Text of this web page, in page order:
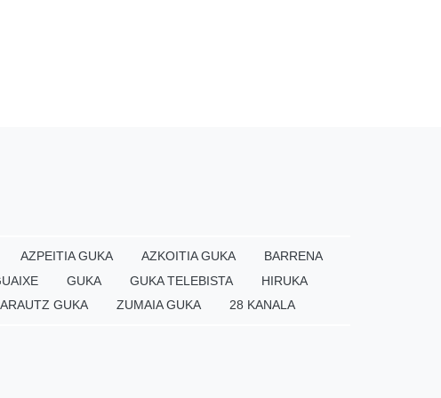
AZPEITIA GUKA AZKOITIA GUKA
BARRENA
GUKA GUKA TELEBISTA
HIRUKA
GUKA ZUMAIA GUKA 28 KANALA